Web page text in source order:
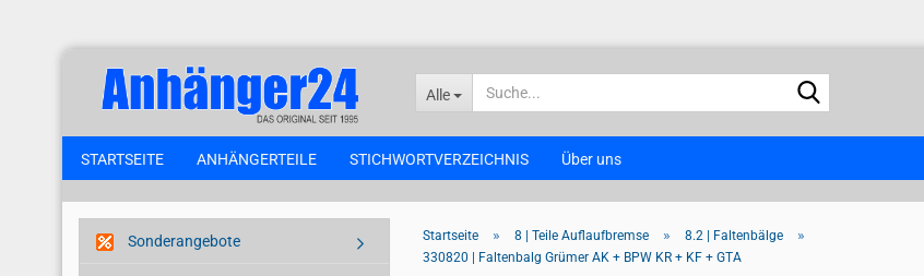
Alle
STARTSEITE ANHÄNGERTEILE STICHWORTVERZEICHNIS Über uns
Startseite » 8 | Teile Auflaufbremse » 8.2 | Faltenbälge »
330820 | Faltenbalg Grümer AK + BPW KR + KF + GTA
Sonderangebote